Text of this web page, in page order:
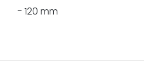
- 120 mm